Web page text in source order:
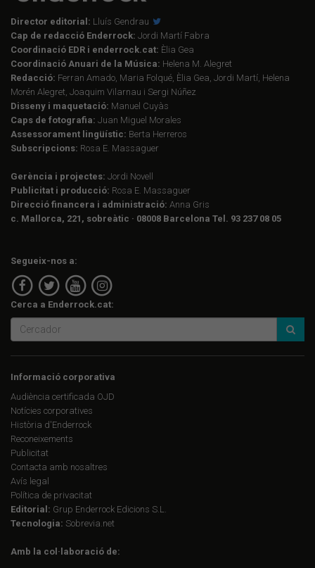
Director editorial: Lluís Gendrau
Cap de redacció Enderrock: Jordi Martí Fabra
Coordinació EDR i enderrock.cat: Èlia Gea
Coordinació Anuari de la Música: Helena M. Alegret
Redacció: Ferran Amado, Maria Folqué, Èlia Gea, Jordi Martí, Helena
Morén Alegret, Joaquim Vilarnau i Sergi Núñez
Disseny i maquetació: Manuel Cuyàs
Caps de fotografia: Juan Miguel Morales
Assessorament lingüístic: Berta Herreros
Subscripcions: Rosa E. Massaguer
Gerència i projectes: Jordi Novell
Publicitat i producció: Rosa E. Massaguer
Direcció financera i administració: Anna Gris
c. Mallorca, 221, sobreàtic · 08008 Barcelona Tel. 93 237 08 05
Segueix-nos a:
Cerca a Enderrock.cat:
Informació corporativa
Audiència certificada OJD
Notícies corporatives
Història d'Enderrock
Reconeixements
Publicitat
Contacta amb nosaltres
Avís legal
Política de privacitat
Editorial: Grup Enderrock Edicions S.L.
Tecnologia: Sobrevia.net
Amb la col·laboració de: